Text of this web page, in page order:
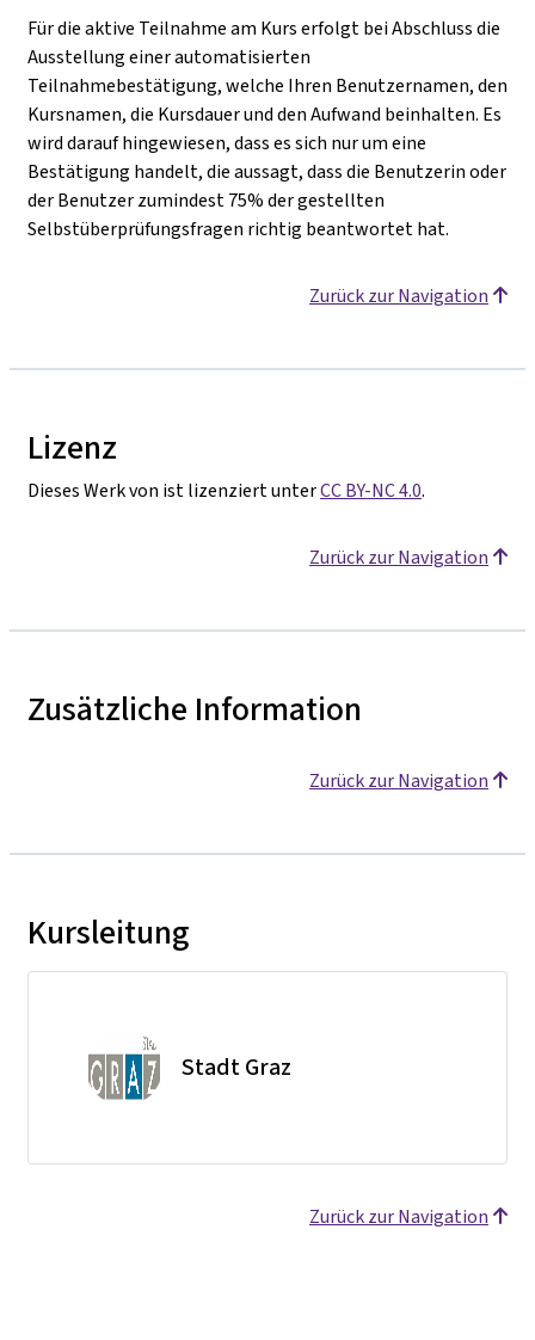
Für die aktive Teilnahme am Kurs erfolgt bei Abschluss die
Ausstellung einer automatisierten
Teilnahmebestätigung, welche Ihren Benutzernamen, den
Kursnamen, die Kursdauer und den Aufwand beinhalten. Es
wird darauf hingewiesen, dass es sich nur um eine
Bestätigung handelt, die aussagt, dass die Benutzerin oder
der Benutzer zumindest 75% der gestellten
Selbstüberprüfungsfragen richtig beantwortet hat.
Zurück zur Navigation
Lizenz
Dieses Werk von ist lizenziert unterCC BY-NC 4.0.
Zurück zur Navigation
Zusätzliche Information
Zurück zur Navigation
Kursleitung
Stadt Graz
Zurück zur Navigation